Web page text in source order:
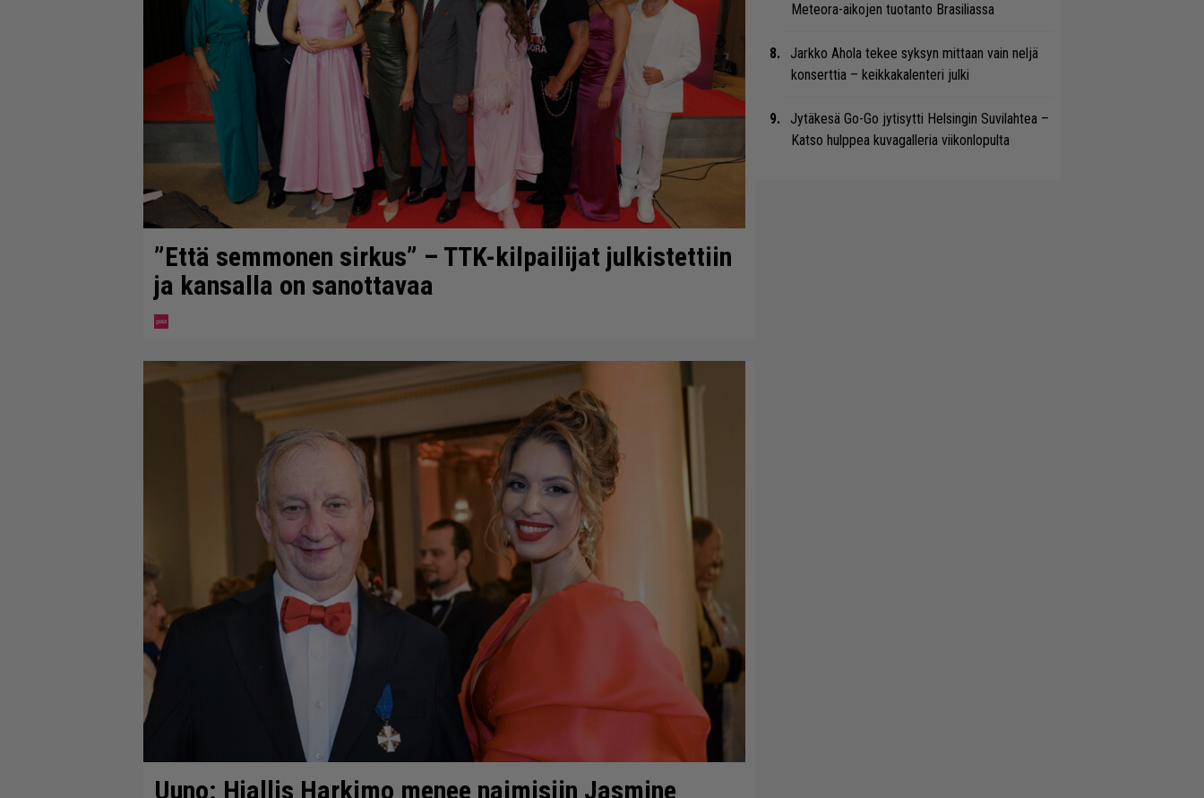
”Että semmonen sirkus” – TTK-kilpailijat julkistettiin
ja kansalla on sanottavaa
Uuno: Hjallis Harkimo menee naimisiin Jasmine
Meteora-aikojen tuotanto Brasiliassa
Jarkko Ahola tekee syksyn mittaan vain neljä
konserttia – keikkakalenteri julki
Jytäkesä Go-Go jytisytti Helsingin Suvilahtea –
Katso hulppea kuvagalleria viikonlopulta